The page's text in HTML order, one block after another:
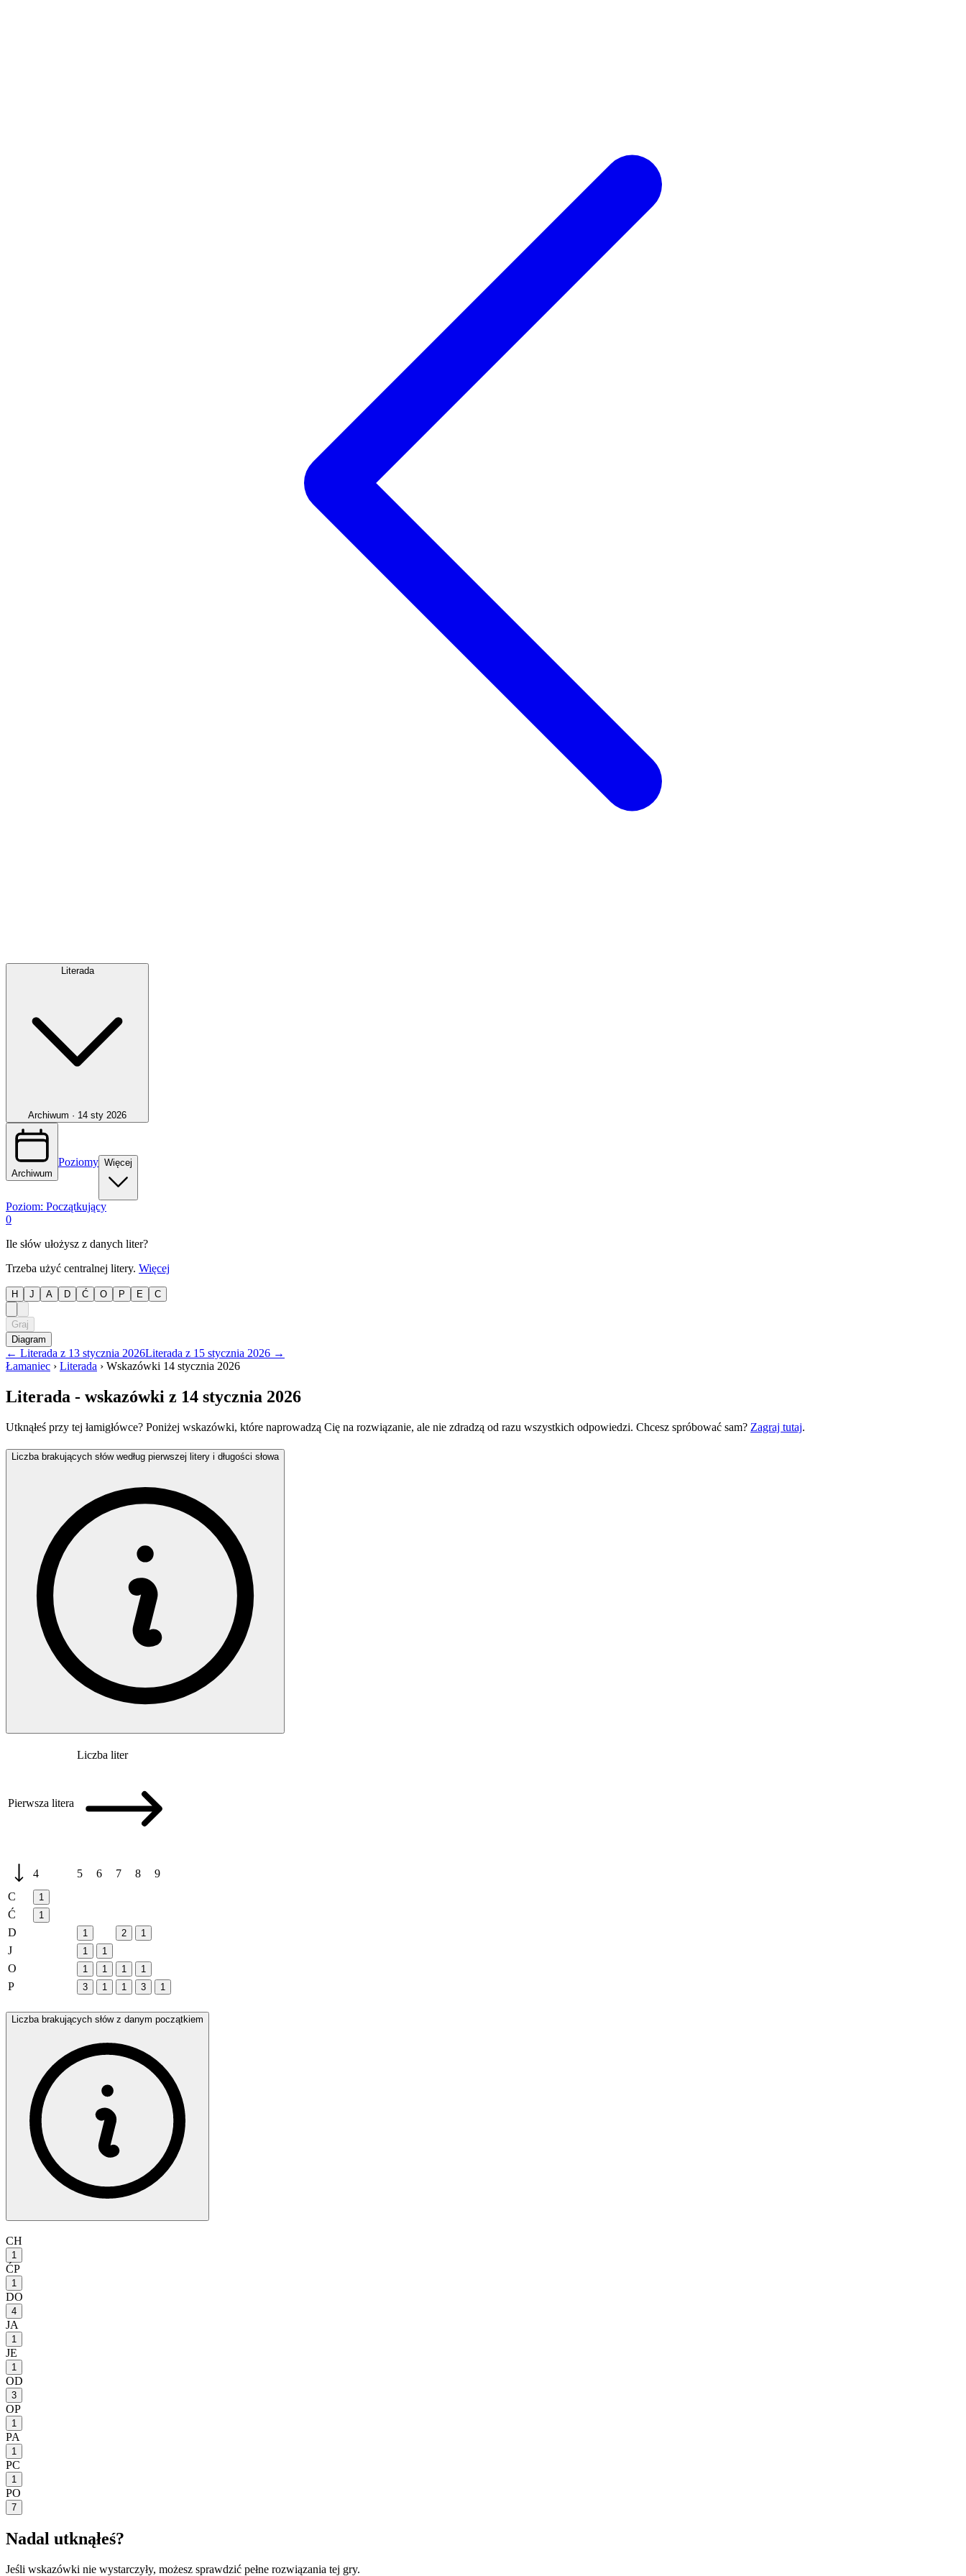
Literada
Archiwum · 14 sty 2026
Archiwum
Poziomy Więcej
Poziom: Początkujący
0
Ile słów ułożysz z danych liter?
Trzeba użyć centralnej litery. Więcej
H J A D Ć O P E C
Graj
Diagram
← Literada z 13 stycznia 2026Literada z 15 stycznia 2026 →
Łamaniec › Literada › Wskazówki 14 stycznia 2026
Literada - wskazówki z 14 stycznia 2026
Utknąłeś przy tej łamigłówce? Poniżej wskazówki, które naprowadzą Cię na rozwiązanie, ale nie zdradzą od razu wszystkich odpowiedzi. Chcesz spróbować sam? Zagraj tutaj.
Liczba brakujących słów według pierwszej litery i długości słowa
Pierwsza litera
Liczba liter
4 5 6 7 8
9
C
1
Ć 1
D 1 2 1
J 1 1
O 1 1 1 1
P 3 1 1 3 1
Liczba brakujących słów z danym początkiem
CH
1
ĆP
1
DO
4
JA
1
JE
1
OD
3
OP
1
PA
1
PC
1
PO
7
Nadal utknąłeś?
Jeśli wskazówki nie wystarczyły, możesz sprawdzić pełne rozwiązania tej gry.